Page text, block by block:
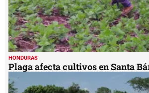
HONDURAS
Plaga afecta cultivos en Santa